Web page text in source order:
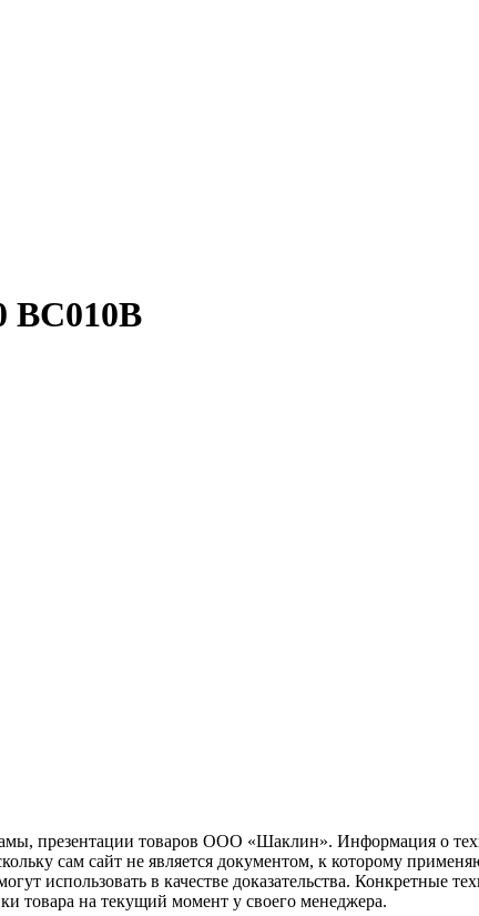
ВС010B
презентации товаров ООО «Шаклин». Информация о
сам сайт не является документом, к которому
использовать в качестве доказательства. Конкретные
товара на текущий момент у своего менеджера.